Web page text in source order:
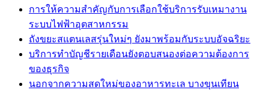
การให้ความสำคัญกับการเลือกใช้บริการรับเหมางาน
ระบบไฟฟ้าอุตสาหกรรม
ถังขยะสแตนเลสรุ่นใหม่ๆ ยังมาพร้อมกับระบบอัจฉริยะ
บริการทำบัญชีรายเดือนยังตอบสนองต่อความต้องการ
ของธุรกิจ
นอกจากความสดใหม่ของอาหารทะเล บางขุนเทียน